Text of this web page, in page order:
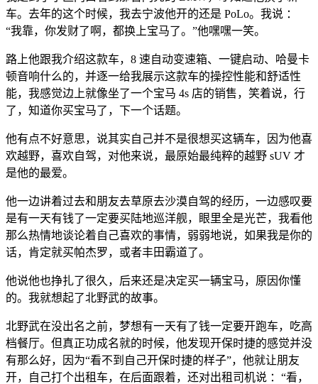
车。去年的这个时候，我去宁波他开的还是 PoLo。我说 ：
“我靠，你发财了啊，都换上宝马了。”他嘿嘿一笑。
路上他跟我介绍这款车，8 速自动变速箱、一键启动、哈曼卡
顿音响什么的，并逐一给我展示这款车的操控性能和舒适性
能，我感觉边上就像坐了一个宝马 4s 店的销售，笑着说，行
了，知道你买宝马了，下一个话题。
他有点不好意思，说其实自己并不是很想买这辆车，因为他喜
欢越野，喜欢自驾，对他来说，最原始最纯粹的越野 sUV 才
是他的最爱。
他一边讲着过去和朋友去草原去沙漠自驾的经历，一边感叹要
是有一天有钱了一定要买陆地巡洋舰，眼里全是光芒，我看他
那么热情地谈论着自己喜欢的事情，弱弱地说，如果我是你的
话，肯定就买帕杰罗，或者丰田霸道了。
他说他也挣扎了很久，后来还是决定买一辆宝马，原因你懂
的。我就想起了北野武的故事。
北野武在没出名之前，梦想有一天有了钱一定要开跑车，吃高
档餐厅。但真正功成名就的时候，他发现开保时捷的感觉并没
有那么好，因为“看不到自己开保时捷的样子”，他就让朋友
开，自己打个出租车，在后面跟着，还对出租司机说 ：“看，